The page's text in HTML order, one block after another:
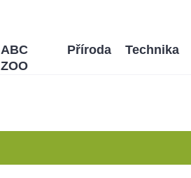
ABC
ZOO
Příroda Technika